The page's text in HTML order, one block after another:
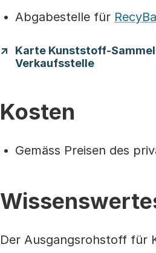
Abgabestelle für
Karte Kunststoff-
Verkaufsstelle
Kosten
Gemäss Preisen des
Der Ausgangsrohstoff für